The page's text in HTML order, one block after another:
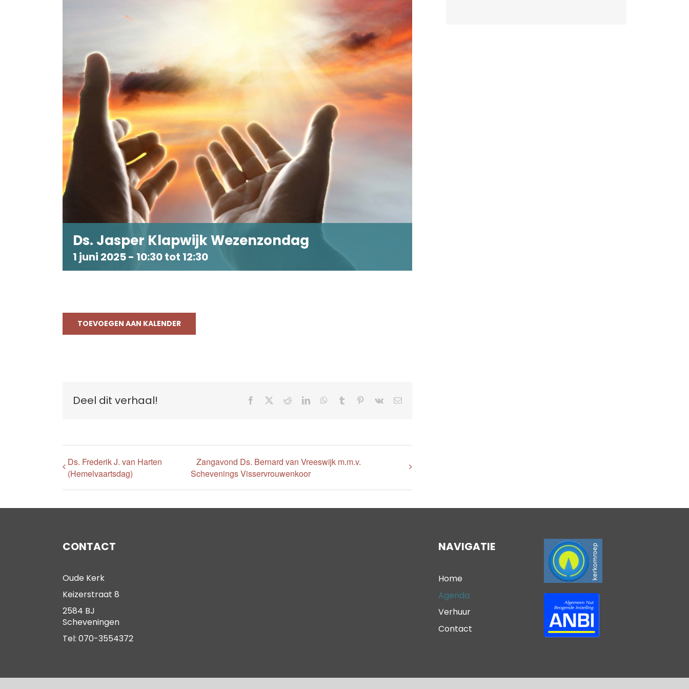
Ds. Jasper Klapwijk Wezenzondag
1 juni 2025 - 10:30tot 12:30
TOEVOEGEN AAN KALENDER
Deel dit verhaal! Facebook RedditLinkedInWhatsApp
Tumblr Pinterest
Vk
E-
Ds. Frederik J. van Harten
(Hemelvaartsdag)
Zangavond Ds. Bernard van Vreeswijk m.m.v.
Schevenings Visservrouwenkoor
CONTACT
Oude Kerk
Keizerstraat 8
2584 BJ
Scheveningen
Tel: 070-3554372
NAVIGATIE
Home
Agenda
Verhuur
Contact